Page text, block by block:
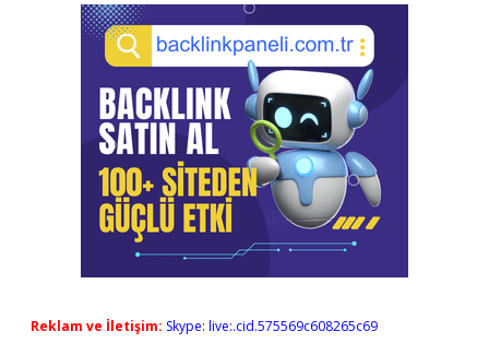
Reklam ve İletişim: Skype: live:.cid.575569c608265c69